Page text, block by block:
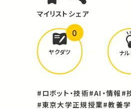
マイリスト シェア
どんな学びが
ヤクダツ
0
ナ
#ロボット・技術#AI・情報#
#東京大学正規授業#教養